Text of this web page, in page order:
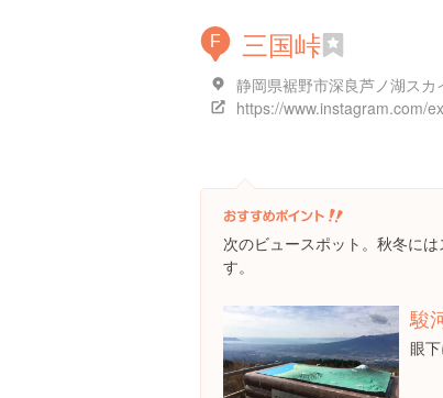
F 三国峠
次のビュースポット。秋冬に
す。
駿
眼